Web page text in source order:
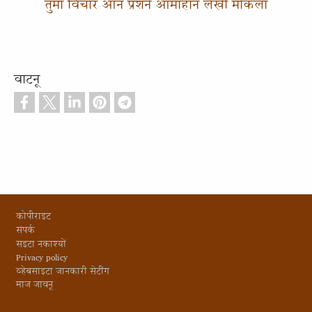
तुमा विचार आन प्रशने आमाहान लेखी मोकला
वाटनू
Footer
कोपीराइट
संपर्क
सइटा नकाश्यों
Privacy policy
व्हेबसाइटा जानकारी सेटींग
माज जावनू